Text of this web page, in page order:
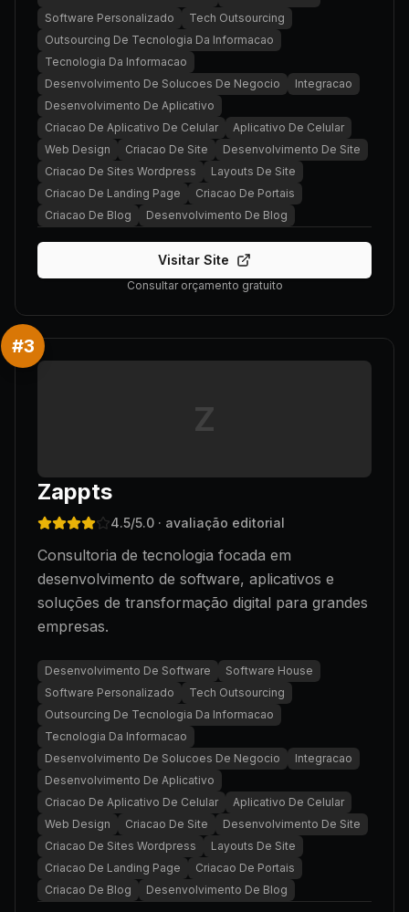
Software Personalizado
Tech Outsourcing
Outsourcing De Tecnologia Da Informacao
Tecnologia Da Informacao
Desenvolvimento De Solucoes De Negocio
Integracao
Desenvolvimento De Aplicativo
Criacao De Aplicativo De Celular
Aplicativo De Celular
Web Design
Criacao De Site
Desenvolvimento De Site
Criacao De Sites Wordpress
Layouts De Site
Criacao De Landing Page
Criacao De Portais
Criacao De Blog
Desenvolvimento De Blog
Visitar Site
Consultar orçamento gratuito
#3
Z
Zappts
4.5/5.0 · avaliação editorial
Consultoria de tecnologia focada em
desenvolvimento de software, aplicativos e
soluções de transformação digital para grandes
empresas.
Desenvolvimento De Software
Software House
Software Personalizado
Tech Outsourcing
Outsourcing De Tecnologia Da Informacao
Tecnologia Da Informacao
Desenvolvimento De Solucoes De Negocio
Integracao
Desenvolvimento De Aplicativo
Criacao De Aplicativo De Celular
Aplicativo De Celular
Web Design
Criacao De Site
Desenvolvimento De Site
Criacao De Sites Wordpress
Layouts De Site
Criacao De Landing Page
Criacao De Portais
Criacao De Blog
Desenvolvimento De Blog